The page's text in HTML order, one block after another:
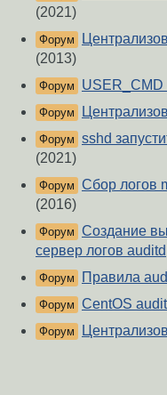
(2021)
Форум
(2013)
Форум USER_CMD
Форум
Форум sshd
(2021)
Форум Сбор логов
(2016)
Форум Создание
сервер логов auditd
Форум Правила
Форум CentOS
Форум